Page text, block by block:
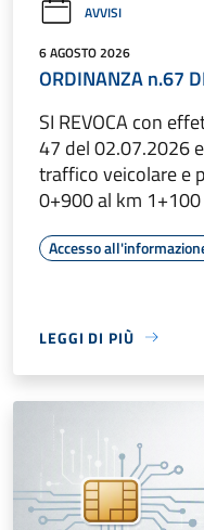
AVVISI
6 AGOSTO 2026
ORDINANZA n.67
SI REVOCA con
47 del 02.07.2026
traffico veicolare e
0+900 al km 1+100
Accesso
LEGGI DI PIÙ